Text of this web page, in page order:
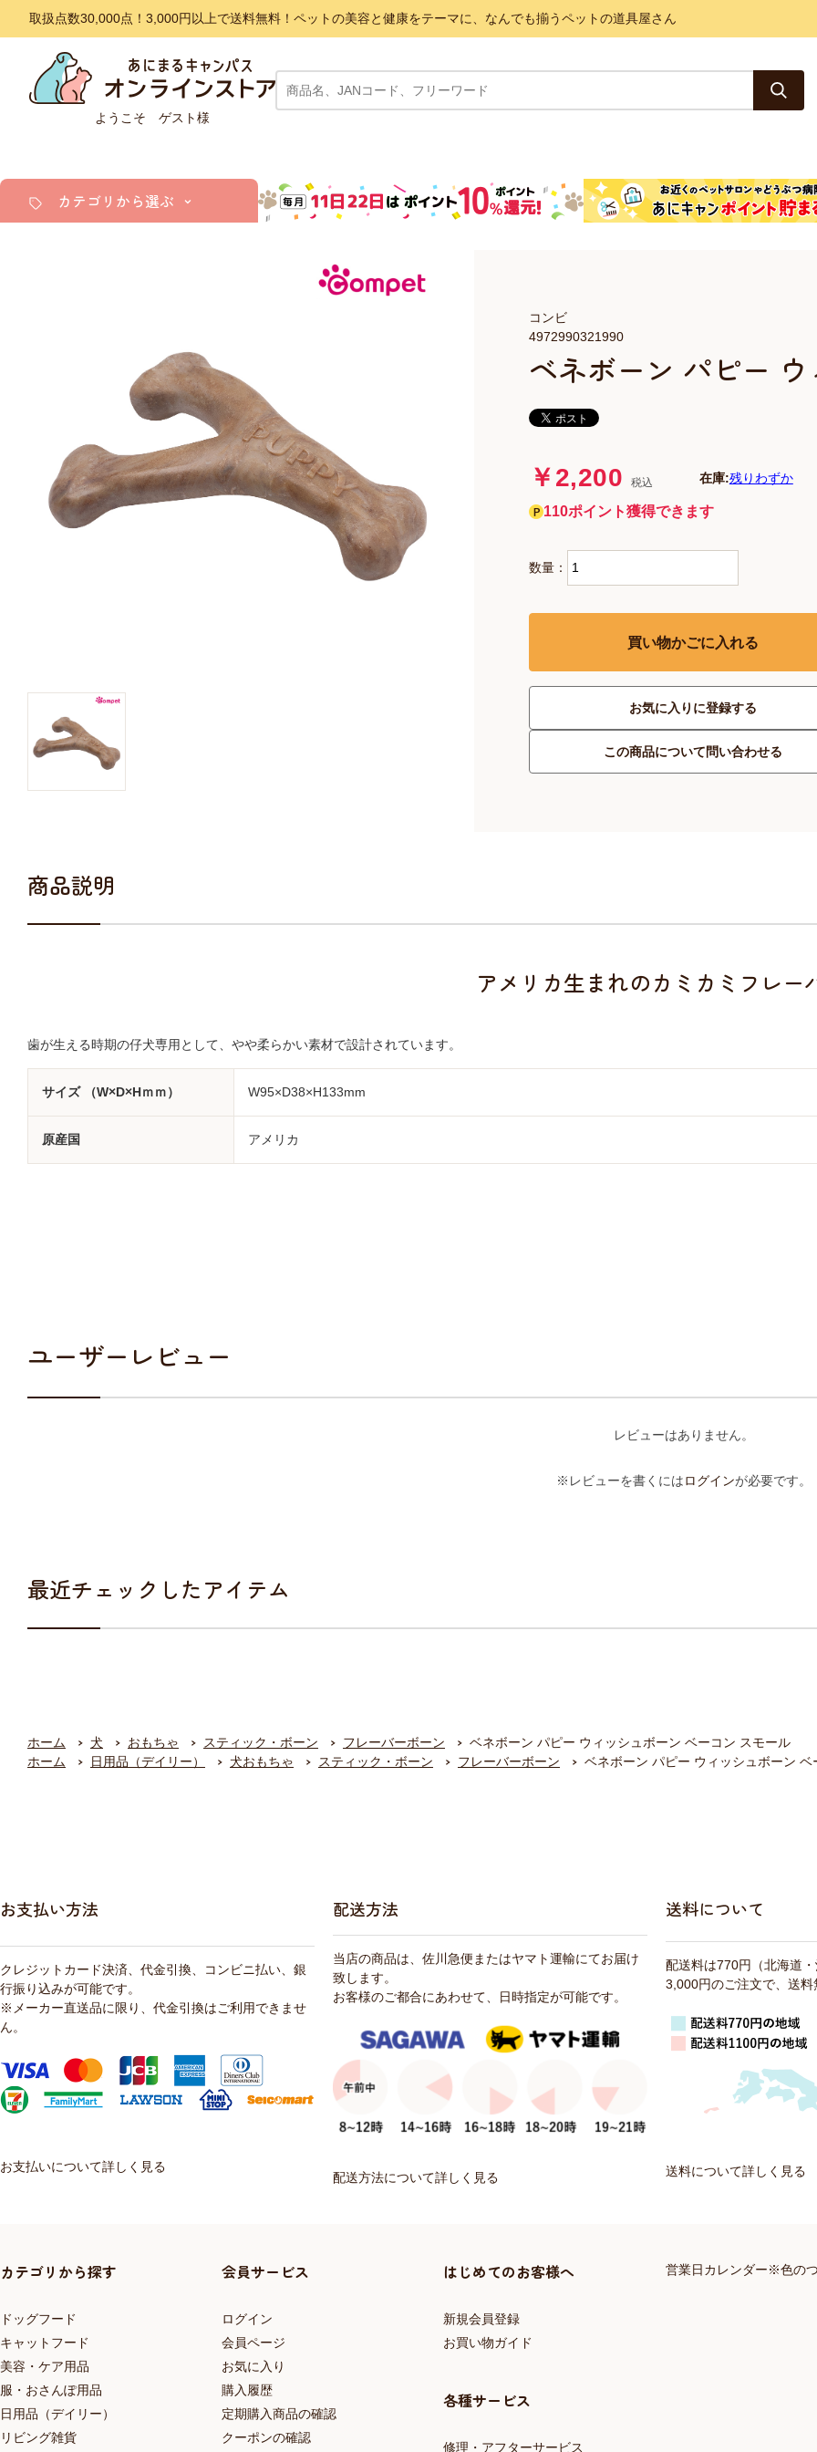
取扱点数30,000点！3,000円以上で送料無料！ペットの美容と健康をテーマに、なんでも揃うペットの道具屋さん
ようこそ ゲスト様
カテゴリから選ぶ
キャットフード
美容・ケア用品
服・おさんぽ用品
日用品（デイリー）
リビング雑貨
ベネボーン パピー
4972990321990
コンビ
￥2,200 税込 在庫:残りわずか
110ポイント獲得できます
数量：
買い物かごに入れる
お気に入りに登録する
この商品について問い合わせる
商品説明
アメリカ生まれのカミカミフレー
歯が生える時期の仔犬専用として、やや柔らかい素材で設計されています。
サイズ （W×D×Hｍｍ） W95×D38×H133mm
原産国 アメリカ
ユーザーレビュー
レビューはありません。
※レビューを書くにはログインが必要です。
最近チェックしたアイテム
ホーム 犬 おもちゃ スティック・ボーン フレーバーボーン
ベネボーン パピー ウィッシュボーン ベーコン スモール
ホーム
日用品（デイリー） 犬おもちゃ スティック・ボーン フレーバーボーン ベネボーン パピー ウィッシュボーン ベ
お支払い方法
クレジットカード決済、代金引換、コンビニ払い、銀
行振り込みが可能です。
※メーカー直送品に限り、代金引換はご利用できませ
ん。
お支払いについて詳しく見る
配送方法
当店の商品は、佐川急便またはヤマト運輸にてお届け
致します。
お客様のご都合にあわせて、日時指定が可能です。
配送方法について詳しく見る
送料について
配送料は770円（北海道
3,000円のご注文で、送
送料について詳しく見る
カテゴリから探す
ドッグフード
キャットフード
美容・ケア用品
服・おさんぽ用品
日用品（デイリー）
リビング雑貨
会員サービス
ログイン
会員ページ
お気に入り
購入履歴
定期購入商品の確認
クーポンの確認
はじめてのお客様へ
新規会員登録
お買い物ガイド
各種サービス
修理・アフターサービス
営業日カレンダー※色の